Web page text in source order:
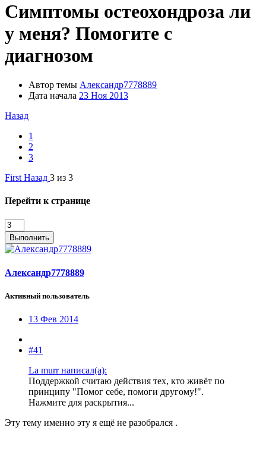
Симптомы остеохондроза ли
у меня? Помогите с
диагнозом
Автор темы Александр7778889
Дата начала 23 Ноя 2013
Назад
1
2
3
First Назад 3 из 3
Перейти к странице
Выполнить
Александр7778889
Активный пользователь
13 Фев 2014
#41
La murr написал(а):
Поддержкой считаю действия тех, кто живёт по
принципу "Помог себе, помоги другому!".
Нажмите для раскрытия...
Эту тему именно эту я ещё не разобрался .